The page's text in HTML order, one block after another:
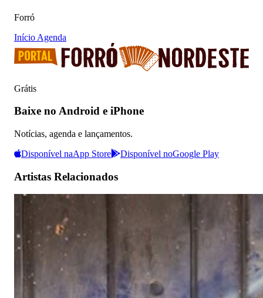
Forró
Início Agenda
Grátis
Baixe no Android e iPhone
Notícias, agenda e lançamentos.
Disponível naApp Store Disponível noGoogle Play
Artistas Relacionados